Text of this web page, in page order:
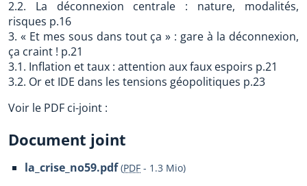
2.2. La déconnexion centrale : nature, modalités,
risques p.16
3. « Et mes sous dans tout ça » : gare à la déconnexion,
ça craint ! p.21
3.1. Inflation et taux : attention aux faux espoirs p.21
3.2. Or et IDE dans les tensions géopolitiques p.23
Voir le PDF ci-joint :
Document joint
la_crise_no59.pdf (PDF - 1.3 Mio)